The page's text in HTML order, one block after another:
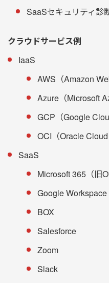
SaaSセキュリティ診
クラウドサービス例
IaaS
AWS（Amazon
Azure（Microsoft
GCP（Google
OCI（Oracle Cloud
SaaS
Microsoft 365（旧
Google Workspace
BOX
Salesforce
Zoom
Slack